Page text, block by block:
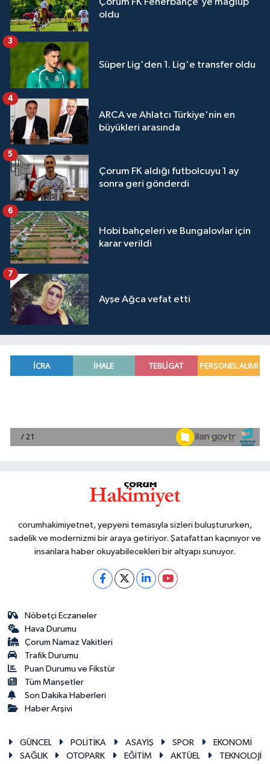
Çorum FK Fenerbahçe'ye mağlup
oldu
Süper Lig'den 1. Lig'e transfer oldu
3
ARCA ve Ahlatcı Türkiye'nin en
büyükleri arasında
4
Çorum FK aldığı futbolcuyu 1 ay
sonra geri gönderdi
5
Hobi bahçeleri ve Bungalovlar için
karar verildi
6
Ayşe Ağca vefat etti
7
corumhakimiyetnet, yepyeni temasıyla sizleri buluştururken,
sadelik ve modernizmi bir araya getiriyor. Şatafattan kaçınıyor ve
insanlara haber okuyabilecekleri bir altyapı sunuyor.
Nöbetçi Eczaneler
Hava Durumu
Çorum Namaz Vakitleri
Trafik Durumu
Puan Durumu ve Fikstür
Tüm Manşetler
Son Dakika Haberleri
Haber Arşivi
GÜNCEL POLİTİKA ASAYİŞ SPOR
EKONOMİ
SAĞLIK
OTOPARK EĞİTİM AKTÜEL TEKNOLOJİ